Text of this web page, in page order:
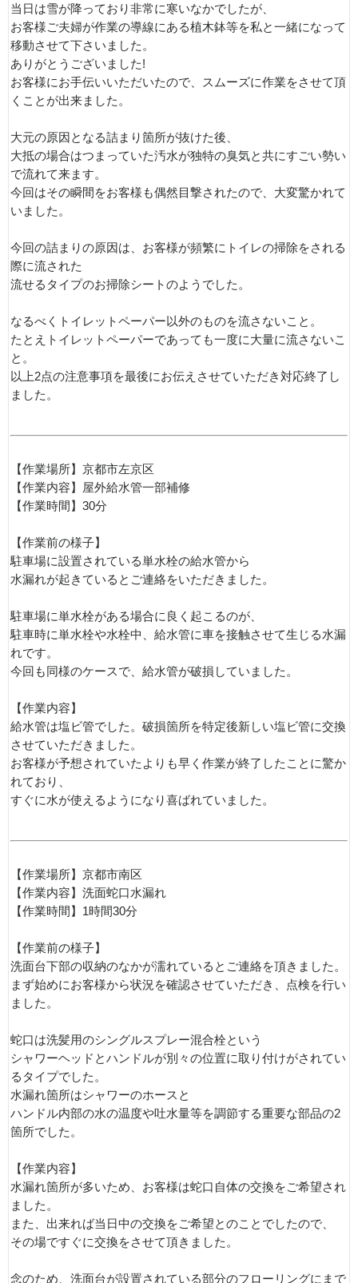
当日は雪が降っており非常に寒いなかでしたが、
お客様ご夫婦が作業の導線にある植木鉢等を私と一緒になって
移動させて下さいました。
ありがとうございました!
お客様にお手伝いいただいたので、スムーズに作業をさせて頂
くことが出来ました。
大元の原因となる詰まり箇所が抜けた後、
大抵の場合はつまっていた汚水が独特の臭気と共にすごい勢い
で流れて来ます。
今回はその瞬間をお客様も偶然目撃されたので、大変驚かれて
いました。
今回の詰まりの原因は、お客様が頻繁にトイレの掃除をされる
際に流された
流せるタイプのお掃除シートのようでした。
なるべくトイレットペーパー以外のものを流さないこと。
たとえトイレットペーパーであっても一度に大量に流さないこ
と。
以上2点の注意事項を最後にお伝えさせていただき対応終了し
ました。
【作業場所】京都市左京区
【作業内容】屋外給水管一部補修
【作業時間】30分
【作業前の様子】
駐車場に設置されている単水栓の給水管から
水漏れが起きているとご連絡をいただきました。
駐車場に単水栓がある場合に良く起こるのが、
駐車時に単水栓や水栓中、給水管に車を接触させて生じる水漏
れです。
今回も同様のケースで、給水管が破損していました。
【作業内容】
給水管は塩ビ管でした。破損箇所を特定後新しい塩ビ管に交換
させていただきました。
お客様が予想されていたよりも早く作業が終了したことに驚か
れており、
すぐに水が使えるようになり喜ばれていました。
【作業場所】京都市南区
【作業内容】洗面蛇口水漏れ
【作業時間】1時間30分
【作業前の様子】
洗面台下部の収納のなかが濡れているとご連絡を頂きました。
まず始めにお客様から状況を確認させていただき、点検を行い
ました。
蛇口は洗髪用のシングルスプレー混合栓という
シャワーヘッドとハンドルが別々の位置に取り付けがされてい
るタイプでした。
水漏れ箇所はシャワーのホースと
ハンドル内部の水の温度や吐水量等を調節する重要な部品の2
箇所でした。
【作業内容】
水漏れ箇所が多いため、お客様は蛇口自体の交換をご希望され
ました。
また、出来れば当日中の交換をご希望とのことでしたので、
その場ですぐに交換をさせて頂きました。
念のため、洗面台が設置されている部分のフローリングにまで